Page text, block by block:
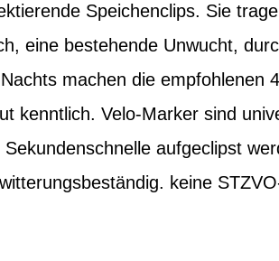
Speichenclips. Sie
eine bestehende Unwucht,
machen die empfohlenen
kenntlich. Velo-Marker sind
aufgeclipst
keine